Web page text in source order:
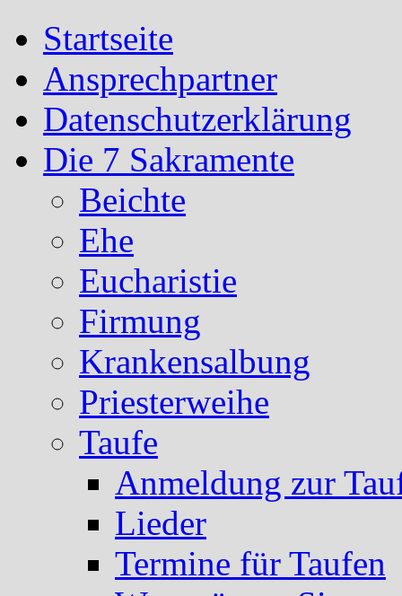
Startseite
Ansprechpartner
Datenschutzerklärung
Die 7 Sakramente
Beichte
Ehe
Eucharistie
Firmung
Krankensalbung
Priesterweihe
Taufe
Anmeldung zur
Lieder
Termine für Taufen